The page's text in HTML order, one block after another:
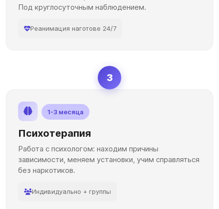
Под круглосуточным наблюдением.
Реанимация наготове 24/7
3
1-3 месяца
Психотерапия
Работа с психологом: находим причины
зависимости, меняем установки, учим справляться
без наркотиков.
Индивидуально + группы